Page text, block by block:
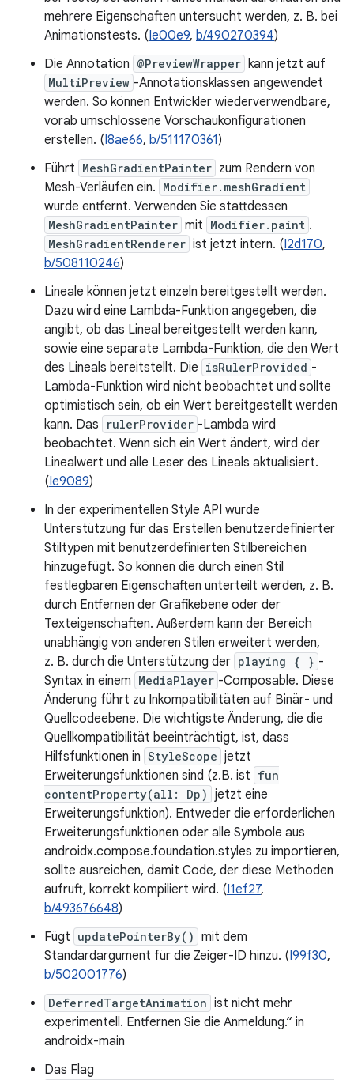
mehrere Eigenschaften untersucht werden, z. B. bei
Animationstests. (Ie00e9, b/490270394)
Die Annotation @PreviewWrapper kann jetzt auf
MultiPreview -Annotationsklassen angewendet
werden. So können Entwickler wiederverwendbare,
vorab umschlossene Vorschaukonfigurationen
erstellen. (I8ae66, b/511170361)
Führt MeshGradientPainter zum Rendern von
Mesh-Verläufen ein. Modifier.meshGradient
wurde entfernt. Verwenden Sie stattdessen
MeshGradientPainter mit Modifier.paint .
MeshGradientRenderer ist jetzt intern. (I2d170,
b/508110246)
Lineale können jetzt einzeln bereitgestellt werden.
Dazu wird eine Lambda-Funktion angegeben, die
angibt, ob das Lineal bereitgestellt werden kann,
sowie eine separate Lambda-Funktion, die den Wert
des Lineals bereitstellt. Die isRulerProvided -
Lambda-Funktion wird nicht beobachtet und sollte
optimistisch sein, ob ein Wert bereitgestellt werden
kann. Das
rulerProvider -Lambda wird
beobachtet. Wenn sich ein Wert ändert, wird der
Linealwert und alle Leser des Lineals aktualisiert.
(Ie9089)
In der experimentellen Style API wurde
Unterstützung für das Erstellen benutzerdefinierter
Stiltypen mit benutzerdefinierten Stilbereichen
hinzugefügt. So können die durch einen Stil
festlegbaren Eigenschaften unterteilt werden, z. B.
durch Entfernen der Grafikebene oder der
Texteigenschaften. Außerdem kann der Bereich
unabhängig von anderen Stilen erweitert werden,
z. B. durch die Unterstützung der playing { } -
Syntax in einem MediaPlayer -Composable. Diese
Änderung führt zu Inkompatibilitäten auf Binär- und
Quellcodeebene. Die wichtigste Änderung, die die
Quellkompatibilität beeinträchtigt, ist, dass
Hilfsfunktionen in StyleScope jetzt
Erweiterungsfunktionen sind (z.B. ist fun
contentProperty(all: Dp) jetzt eine
Erweiterungsfunktion). Entweder die erforderlichen
Erweiterungsfunktionen oder alle Symbole aus
androidx.compose.foundation.styles zu importieren,
sollte ausreichen, damit Code, der diese Methoden
aufruft, korrekt kompiliert wird. (I1ef27,
b/493676648)
Fügt updatePointerBy() mit dem
Standardargument für die Zeiger-ID hinzu. (I99f30,
b/502001776)
DeferredTargetAnimation ist nicht mehr
experimentell. Entfernen Sie die Anmeldung.“ in
androidx-main
Das Flag